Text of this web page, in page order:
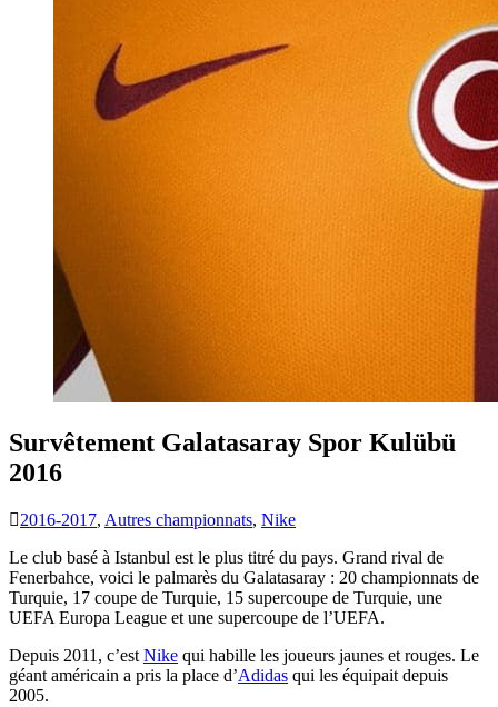
Survêtement Galatasaray Spor Kulübü
2016
2016-2017, Autres championnats, Nike
Le club basé à Istanbul est le plus titré du pays. Grand rival de
Fenerbahce, voici le palmarès du Galatasaray : 20 championnats de
Turquie, 17 coupe de Turquie, 15 supercoupe de Turquie, une
UEFA Europa League et une supercoupe de l’UEFA.
Depuis 2011, c’est Nike qui habille les joueurs jaunes et rouges. Le
géant américain a pris la place d’Adidas qui les équipait depuis
2005.